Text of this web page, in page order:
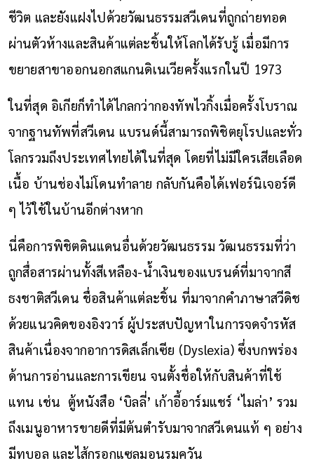
ชีวิต และยังแฝงไปด้วยวัฒนธรรมสวีเดนที่ถูกถ่ายทอด
ผ่านตัวห้างและสินค้าแต่ละชิ้นให้โลกได้รับรู้ เมื่อมีการ
ขยายสาขาออกนอกสแกนดิเนเวียครั้งแรกในปี 1973
ในที่สุด อิเกียก็ทำได้ไกลกว่ากองทัพไวกิ้งเมื่อครั้งโบราณ
จากฐานทัพที่สวีเดน แบรนด์นี้สามารถพิชิตยุโรปและทั่ว
โลกรวมถึงประเทศไทยได้ในที่สุด โดยที่ไม่มีใครเสียเลือด
เนื้อ บ้านช่องไม่โดนทำลาย กลับกันคือได้เฟอร์นิเจอร์ดี
ๆ ไว้ใช้ในบ้านอีกต่างหาก
นี่คือการพิชิตดินแดนอื่นด้วยวัฒนธรรม วัฒนธรรมที่ว่า
ถูกสื่อสารผ่านทั้งสีเหลือง-น้ำเงินของแบรนด์ที่มาจากสี
ธงชาติสวีเดน ชื่อสินค้าแต่ละชิ้น ที่มาจากคำภาษาสวีดิช
ด้วยแนวคิดของอิงวาร์ ผู้ประสบปัญหาในการจดจำรหัส
สินค้าเนื่องจากอาการดิสเล็กเซีย (Dyslexia) ซึ่งบกพร่อง
ด้านการอ่านและการเขียน จนตั้งชื่อให้กับสินค้าที่ใช้
แทน เช่น ตู้หนังสือ ‘บิลลี่’ เก้าอี้อาร์มแชร์ ‘ไมล่า’ รวม
ถึงเมนูอาหารขายดีที่มีต้นตำรับมาจากสวีเดนแท้ ๆ อย่าง
มีทบอล และไส้กรอกแซลมอนรมควัน